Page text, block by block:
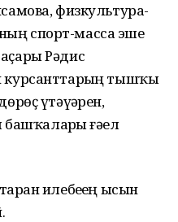
физкультура-
спорт-масса эше
Рәдис
тышҡы
үтәүҙәрен,
башҡаларҙы ғәҙел
илебеҙҙең ысын